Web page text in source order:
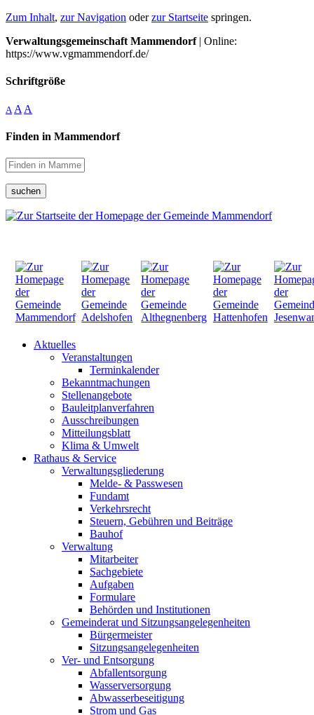
Zum Inhalt, zur Navigation oderzur Startseite springen.
Verwaltungsgemeinschaft Mammendorf| Online:
https://www.vgmammendorf.de/
Schriftgröße
A A A
Finden in Mammendorf
suchen
Aktuelles
Veranstaltungen
Terminkalender
Bekanntmachungen
Stellenangebote
Bauleitplanverfahren
Ausschreibungen
Mitteilungsblatt
Klima & Umwelt
Rathaus & Service
Verwaltungsgliederung
Melde- & Passwesen
Fundamt
Verkehrsrecht
Steuern, Gebühren und Beiträge
Bauhof
Verwaltung
Mitarbeiter
Sachgebiete
Aufgaben
Formulare
Behörden und Institutionen
Gemeinderat und Sitzungsangelegenheiten
Bürgermeister
Sitzungsangelegenheiten
Ver- und Entsorgung
Abfallentsorgung
Wasserversorgung
Abwasserbeseitigung
Strom und Gas